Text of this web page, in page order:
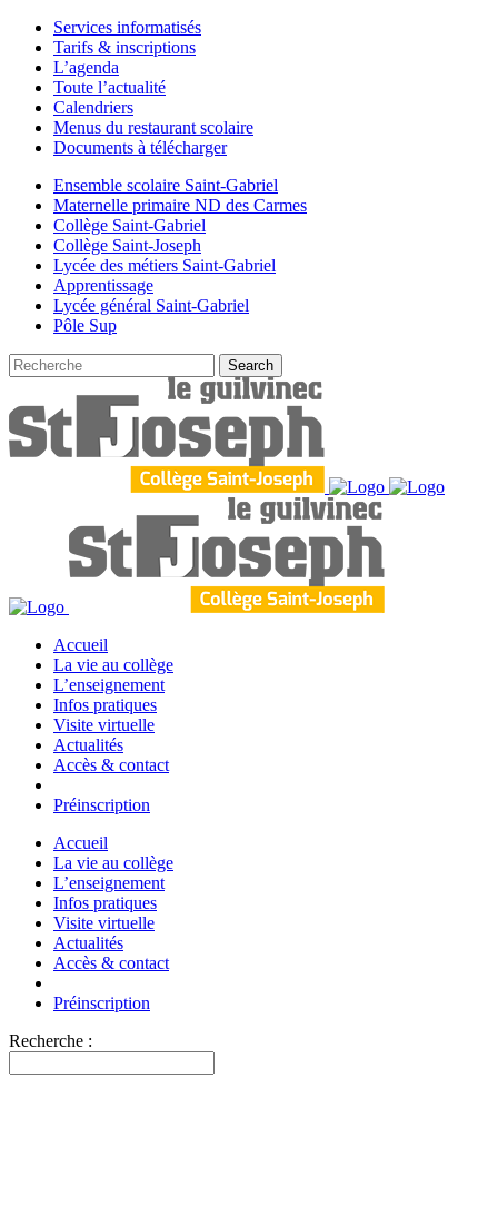
Services informatisés
Tarifs & inscriptions
L’agenda
Toute l’actualité
Calendriers
Menus du restaurant scolaire
Documents à télécharger
Ensemble scolaire Saint-Gabriel
Maternelle primaire ND des Carmes
Collège Saint-Gabriel
Collège Saint-Joseph
Lycée des métiers Saint-Gabriel
Apprentissage
Lycée général Saint-Gabriel
Pôle Sup
Accueil
La vie au collège
L’enseignement
Infos pratiques
Visite virtuelle
Actualités
Accès & contact
Préinscription
Accueil
La vie au collège
L’enseignement
Infos pratiques
Visite virtuelle
Actualités
Accès & contact
Préinscription
Recherche :